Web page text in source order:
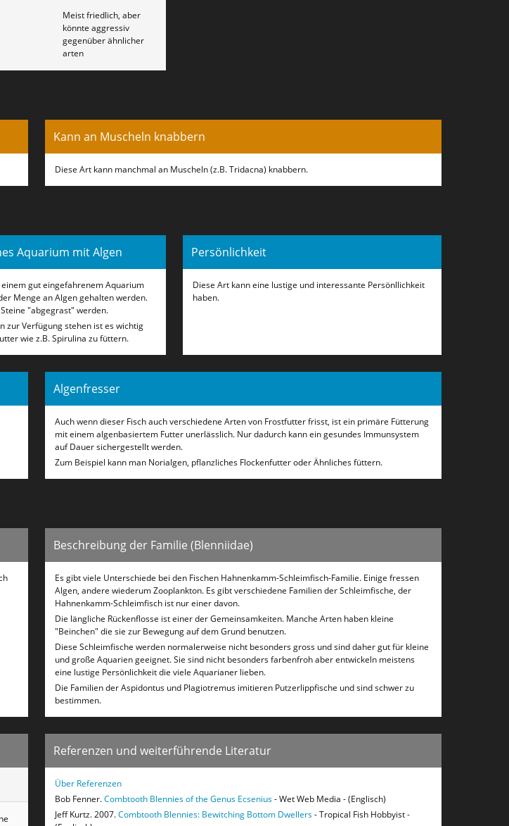
Meist friedlich, aber
könnte aggressiv
gegenüber ähnlicher
arten
Kann an Muscheln knabbern
Diese Art kann manchmal an Muscheln (z.B. Tridacna) knabbern.
Aquarium mit Algen
gut eingefahrenem Aquarium
Menge an Algen gehalten werden.
"abgegrast" werden.
zur Verfügung stehen ist es wichtig
wie z.B. Spirulina zu füttern.
Persönlichkeit
Diese Art kann eine lustige und interessante Persönllichkeit
haben.
Algenfresser
Auch wenn dieser Fisch auch verschiedene Arten von Frostfutter frisst, ist ein primäre Fütterung
mit einem algenbasiertem Futter unerlässlich. Nur dadurch kann ein gesundes Immunsystem
auf Dauer sichergestellt werden.
Zum Beispiel kann man Norialgen, pflanzliches Flockenfutter oder Ähnliches füttern.
Beschreibung der Familie (Blenniidae)
Es gibt viele Unterschiede bei den Fischen Hahnenkamm-Schleimfisch-Familie. Einige fressen
Algen, andere wiederum Zooplankton. Es gibt verschiedene Familien der Schleimfische, der
Hahnenkamm-Schleimfisch ist nur einer davon.
Die längliche Rückenflosse ist einer der Gemeinsamkeiten. Manche Arten haben kleine
"Beinchen" die sie zur Bewegung auf dem Grund benutzen.
Diese Schleimfische werden normalerweise nicht besonders gross und sind daher gut für kleine
und große Aquarien geeignet. Sie sind nicht besonders farbenfroh aber entwickeln meistens
eine lustige Persönlichkeit die viele Aquarianer lieben.
Die Familien der Aspidontus und Plagiotremus imitieren Putzerlippfische und sind schwer zu
bestimmen.
Referenzen und weiterführende Literatur
Über Referenzen
Bob Fenner.Combtooth Blennies of the Genus Ecsenius- Wet Web Media - (Englisch)
Jeff Kurtz. 2007.Combtooth Blennies: Bewitching Bottom Dwellers- Tropical Fish Hobbyist -